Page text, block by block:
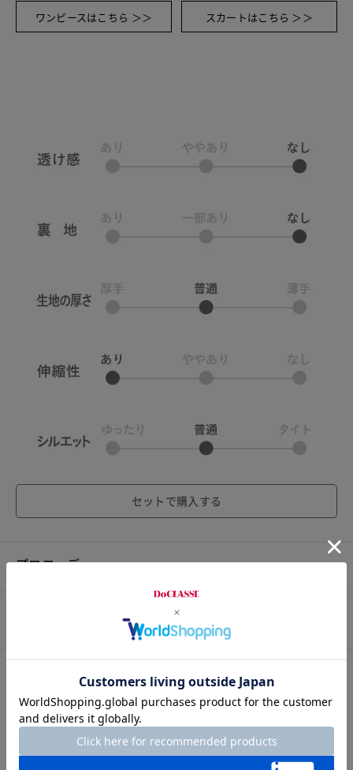
ワンピースはこちら ＞＞ スカートはこちら ＞＞
セットで購入する
プロコーデ
素材
ポリエステル69%・トリアセテート29%・ポリウレタン